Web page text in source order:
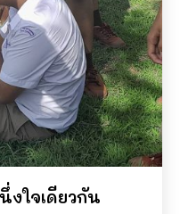
ามเมตตาของหลวงพ่อ
ชมป์
ไปปั่นงาน เพลงรักจาก
จมาจากเด็กนักเรียน
i.s.
งใจเดียวกัน